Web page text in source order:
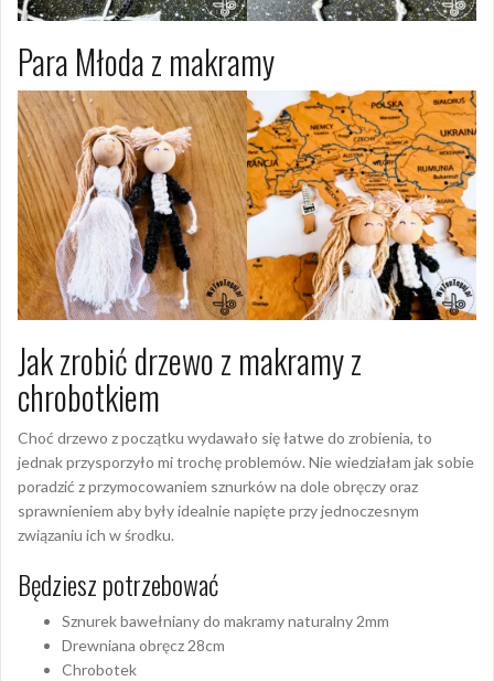
Para Młoda z makramy
Jak zrobić drzewo z makramy z
chrobotkiem
Choć drzewo z początku wydawało się łatwe do zrobienia, to
jednak przysporzyło mi trochę problemów. Nie wiedziałam jak sobie
poradzić z przymocowaniem sznurków na dole obręczy oraz
sprawnieniem aby były idealnie napięte przy jednoczesnym
związaniu ich w środku.
Będziesz potrzebować
Sznurek bawełniany do makramy naturalny 2mm
Drewniana obręcz 28cm
Chrobotek